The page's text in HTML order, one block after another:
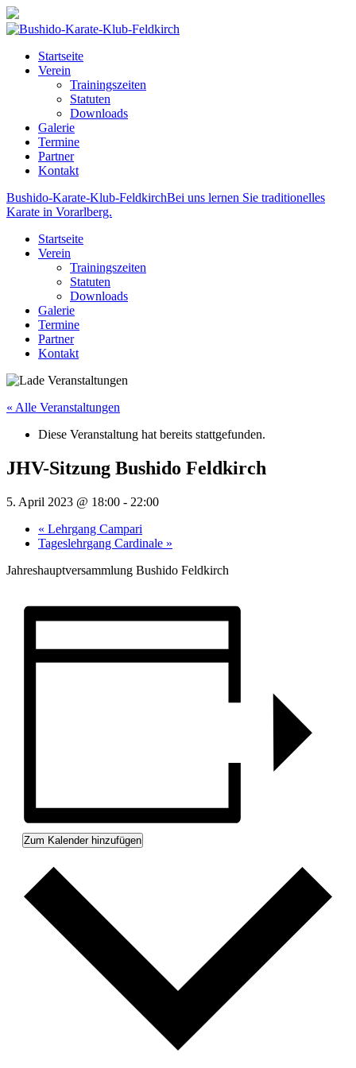
Startseite
Verein
Trainingszeiten
Statuten
Downloads
Galerie
Termine
Partner
Kontakt
Bushido-Karate-Klub-FeldkirchBei uns lernen Sie traditionelles
Karate in Vorarlberg.
Startseite
Verein
Trainingszeiten
Statuten
Downloads
Galerie
Termine
Partner
Kontakt
« Alle Veranstaltungen
Diese Veranstaltung hat bereits stattgefunden.
JHV-Sitzung Bushido Feldkirch
5. April 2023 @ 18:00 - 22:00
« Lehrgang Campari
Tageslehrgang Cardinale »
Jahreshauptversammlung Bushido Feldkirch
Zum Kalender hinzufügen